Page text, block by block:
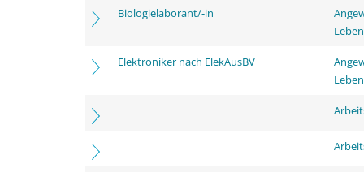
Biologielaborant/-in
Elektroniker nach ElekAusBV